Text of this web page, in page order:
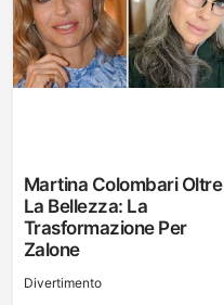
Martina Colombari Oltre
La Bellezza: La
Trasformazione Per
Zalone
Divertimento